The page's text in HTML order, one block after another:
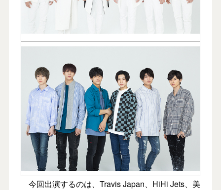
今回出演するのは、Travis Japan、HiHi Jets、美